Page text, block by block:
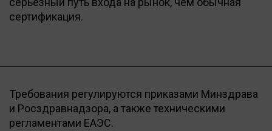
сертификация.
Требования регулируются приказами Минздрава
и Росздравнадзора, а также техническими
регламентами ЕАЭС.